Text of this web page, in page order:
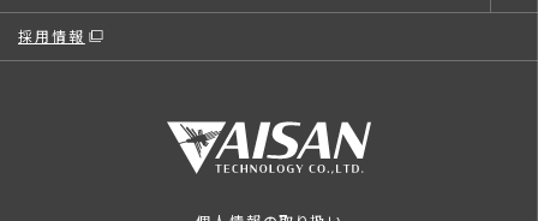
採用情報